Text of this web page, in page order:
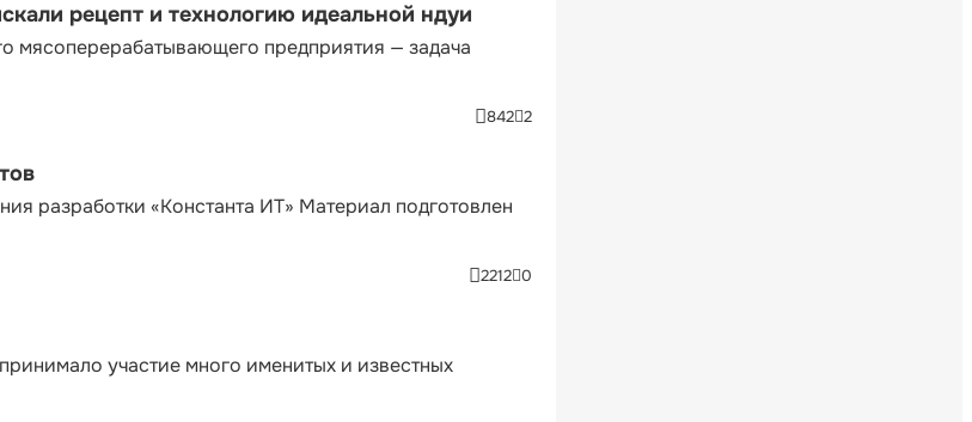
рецепт и технологию идеальной ндуи
мясоперерабатывающего предприятия — задача
842 2
разработки «Константа ИТ» Материал подготовлен
2212 0
участие много именитых и известных